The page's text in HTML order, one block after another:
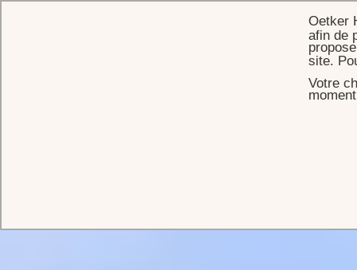
Oetker
afin de
site.
Votre